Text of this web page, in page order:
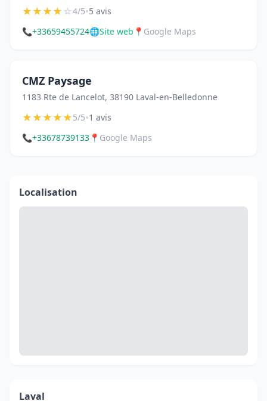
★★★★☆4/5•5 avis
📞+33659455724🌐Site web 📍 Google Maps
CMZ Paysage
1183 Rte de Lancelot, 38190 Laval-en-Belledonne
★★★★★5/5•1 avis
📞+33678739133 📍 Google Maps
Localisation
Laval